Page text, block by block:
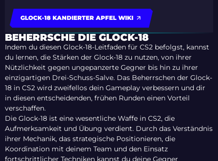
GLOCK-18 KANDIERTER APFEL WIKI
BEHERRSCHE DIE GLOCK-18
Indem du diesen Glock-18-Leitfaden für CS2 befolgst, kannst
du lernen, die Stärken der Glock-18 zu nutzen, von ihrer
Nützlichkeit gegen ungepanzerte Gegner bis hin zu ihrer
einzigartigen Drei-Schuss-Salve. Das Beherrschen der Glock-
18 in CS2 wird zweifellos dein Gameplay verbessern und dir
in diesen entscheidenden, frühen Runden einen Vorteil
verschaffen.
Die Glock-18 ist eine wesentliche Waffe in CS2, die
Aufmerksamkeit und Übung verdient. Durch das Verständnis
ihrer Mechanik, das strategische Positionieren, die
Koordination mit deinem Team und den Einsatz
fortschrittlicher Techniken kannst du deine Gegner